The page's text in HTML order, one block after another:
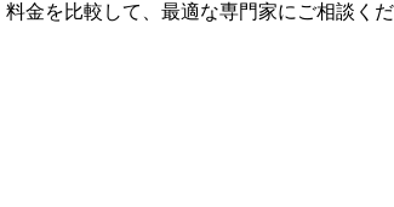
金を比較して、最適な専門家にご相談く